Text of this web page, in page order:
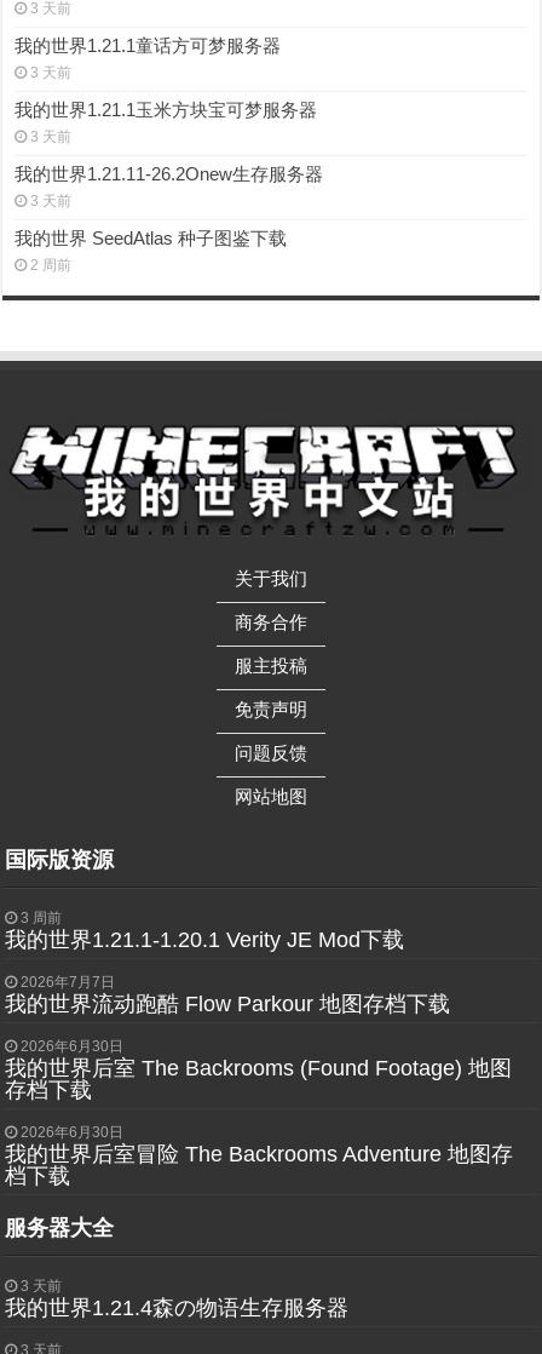
3 天前
我的世界1.21.1童话方可梦服务器
3 天前
我的世界1.21.1玉米方块宝可梦服务器
3 天前
我的世界1.21.11-26.2Onew生存服务器
3 天前
我的世界 SeedAtlas 种子图鉴下载
2 周前
关于我们
——————
商务合作
——————
服主投稿
——————
免责声明
——————
问题反馈
——————
网站地图
国际版资源
3 周前
我的世界1.21.1-1.20.1 Verity JE Mod下载
2026年7月7日
我的世界流动跑酷 Flow Parkour 地图存档下载
2026年6月30日
我的世界后室 The Backrooms (Found Footage) 地图
存档下载
2026年6月30日
我的世界后室冒险 The Backrooms Adventure 地图存
档下载
服务器大全
3 天前
我的世界1.21.4森の物语生存服务器
3 天前